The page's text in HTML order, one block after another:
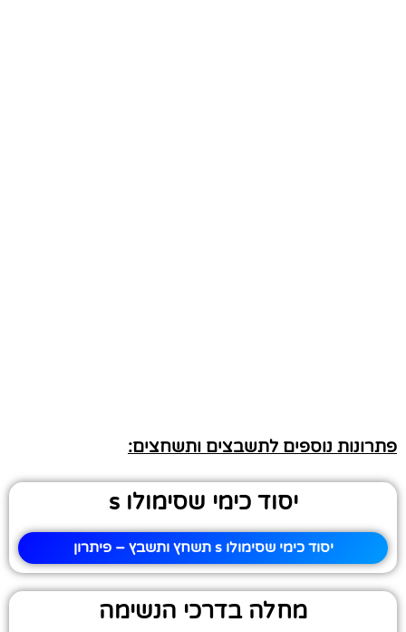
פתרונות נוספים לתשבצים ותשחצים:
יסוד כימי שסימולו s
יסוד כימי שסימולו s תשחץ ותשבץ – פיתרון
מחלה בדרכי הנשימה